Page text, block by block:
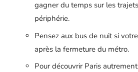
gagner du temps sur les
périphérie.
Pensez aux bus de nuit si
après la fermeture du métro.
Pour découvrir Paris